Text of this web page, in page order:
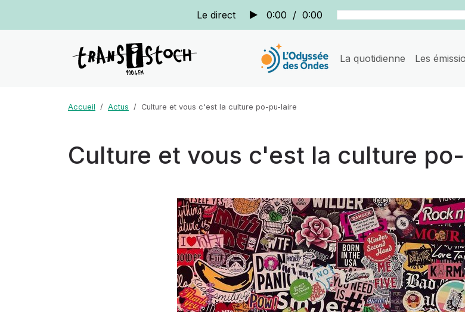
Le direct 0:00 / 0:00
La quotidienne Les
Accueil Actus Culture et vous c'est la culture po-pu-laire
Culture et vous c'est la culture